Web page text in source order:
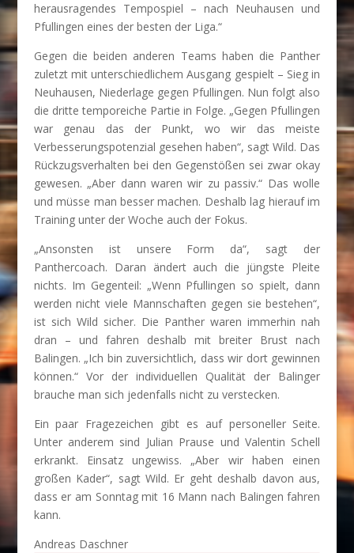
herausragendes Tempospiel – nach Neuhausen und
Pfullingen eines der besten der Liga.“
Gegen die beiden anderen Teams haben die Panther
zuletzt mit unterschiedlichem Ausgang gespielt – Sieg in
Neuhausen, Niederlage gegen Pfullingen. Nun folgt also
die dritte temporeiche Partie in Folge. „Gegen Pfullingen
war genau das der Punkt, wo wir das meiste
Verbesserungspotenzial gesehen haben“, sagt Wild. Das
Rückzugsverhalten bei den Gegenstößen sei zwar okay
gewesen. „Aber dann waren wir zu passiv.“ Das wolle
und müsse man besser machen. Deshalb lag hierauf im
Training unter der Woche auch der Fokus.
„Ansonsten ist unsere Form da“, sagt der
Panthercoach. Daran ändert auch die jüngste Pleite
nichts. Im Gegenteil: „Wenn Pfullingen so spielt, dann
werden nicht viele Mannschaften gegen sie bestehen“,
ist sich Wild sicher. Die Panther waren immerhin nah
dran – und fahren deshalb mit breiter Brust nach
Balingen. „Ich bin zuversichtlich, dass wir dort gewinnen
können.“ Vor der individuellen Qualität der Balinger
brauche man sich jedenfalls nicht zu verstecken.
Ein paar Fragezeichen gibt es auf personeller Seite.
Unter anderem sind Julian Prause und Valentin Schell
erkrankt. Einsatz ungewiss. „Aber wir haben einen
großen Kader“, sagt Wild. Er geht deshalb davon aus,
dass er am Sonntag mit 16 Mann nach Balingen fahren
kann.
Andreas Daschner